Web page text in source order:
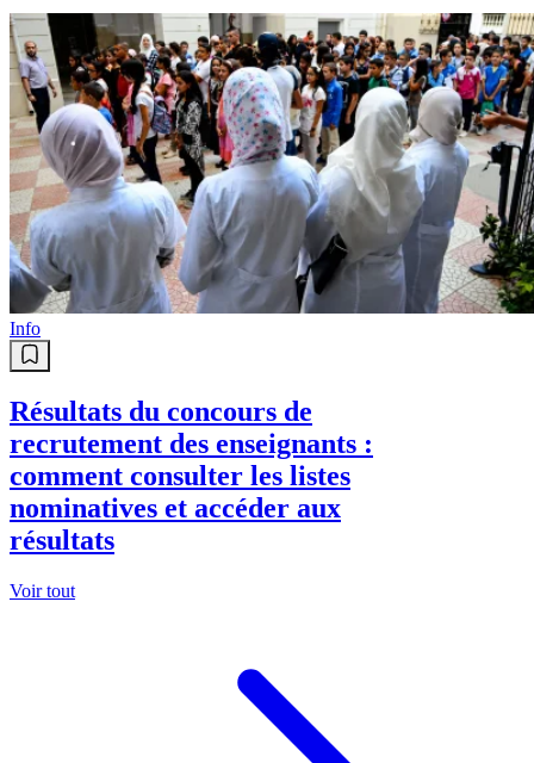
Info
Résultats du concours de
recrutement des enseignants :
comment consulter les listes
nominatives et accéder aux
résultats
Voir tout